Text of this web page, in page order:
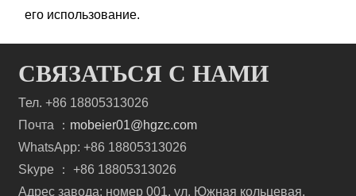
его использование.
СВЯЗАТЬСЯ С НАМИ
Тел. +86 18805313026
Почта ： mobeier01@hgzc.com
WhatsApp: +86 18805313026
Skype ： +86 18805313026
Адрес завода: номер 001, ул. Южная кольцевая,